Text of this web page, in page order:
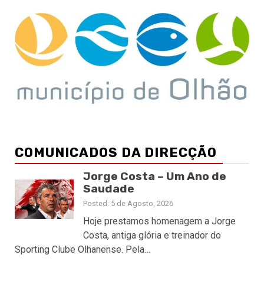
COMUNICADOS DA DIRECÇÃO
Jorge Costa – Um Ano de
Saudade
Posted: 5 de Agosto, 2026
Hoje prestamos homenagem a Jorge
Costa, antiga glória e treinador do
Sporting Clube Olhanense. Pela…